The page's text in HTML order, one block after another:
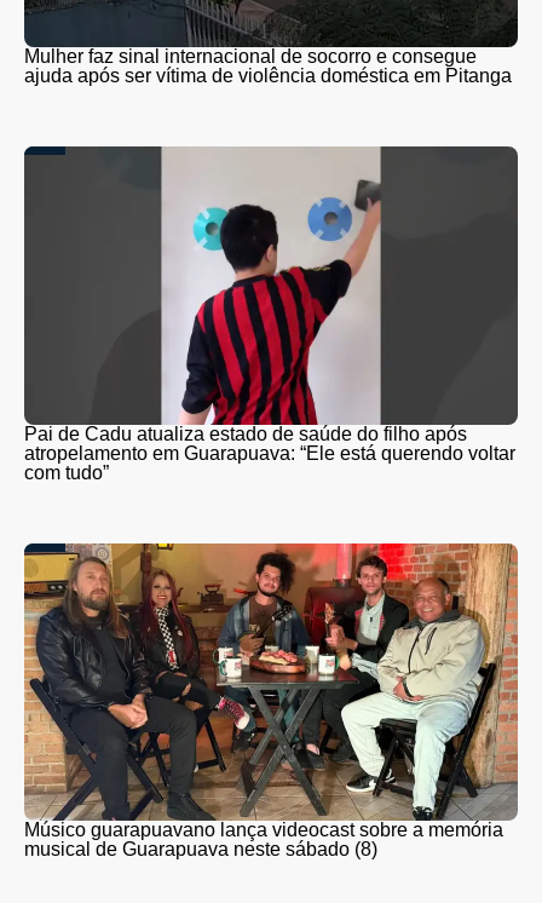
Mulher faz sinal internacional de socorro e consegue
ajuda após ser vítima de violência doméstica em Pitanga
Pai de Cadu atualiza estado de saúde do filho após
atropelamento em Guarapuava: “Ele está querendo voltar
com tudo”
Músico guarapuavano lança videocast sobre a memória
musical de Guarapuava neste sábado (8)